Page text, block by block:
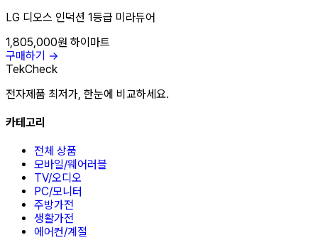
LG 디오스 인덕션 1등급 미라듀어
1,805,000원 하이마트
구매하기 →
TekCheck
전자제품 최저가, 한눈에 비교하세요.
카테고리
전체 상품
모바일/웨어러블
TV/오디오
PC/모니터
주방가전
생활가전
에어컨/계절